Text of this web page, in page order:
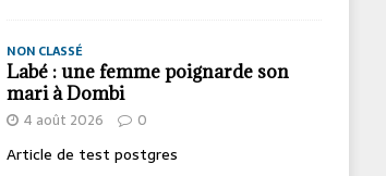
NON CLASSÉ
Labé : une femme poignarde son
mari à Dombi
4 août 2026 0
Article de test postgres